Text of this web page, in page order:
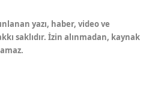
yazı, haber, video ve
saklıdır. İzin alınmadan, kaynak